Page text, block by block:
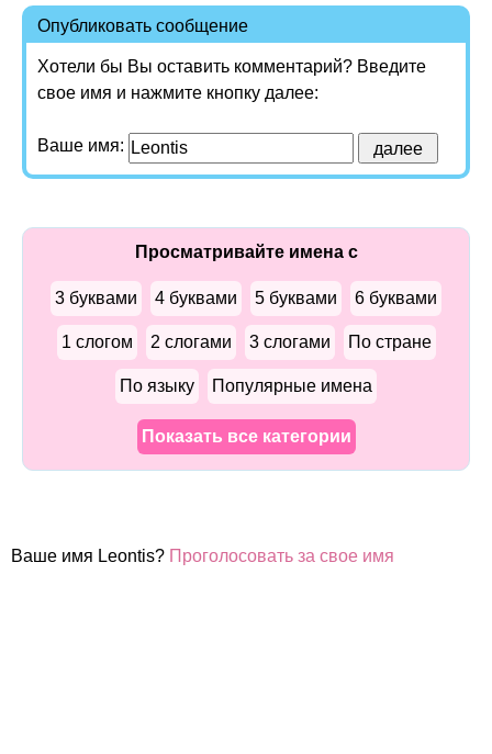
Опубликовать сообщение
Хотели бы Вы оставить комментарий? Введите
свое имя и нажмите кнопку далее:
Ваше имя:
Просматривайте имена с
3 буквами 4 буквами 5 буквами 6 буквами
1 слогом 2 слогами 3 слогами По стране
По языку Популярные имена
Показать все категории
Ваше имя Leontis? Проголосовать за свое имя